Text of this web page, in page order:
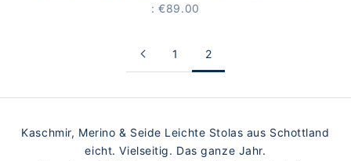
PRICE
: €89.00
1 2
Kaschmir, Merino & Seide Leichte Stolas aus Schottland
eicht. Vielseitig. Das ganze Jahr.